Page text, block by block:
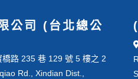
公司 (台北總公
路 235 巷 129 號 5 樓之 2
Rd., Xindian Dist.,